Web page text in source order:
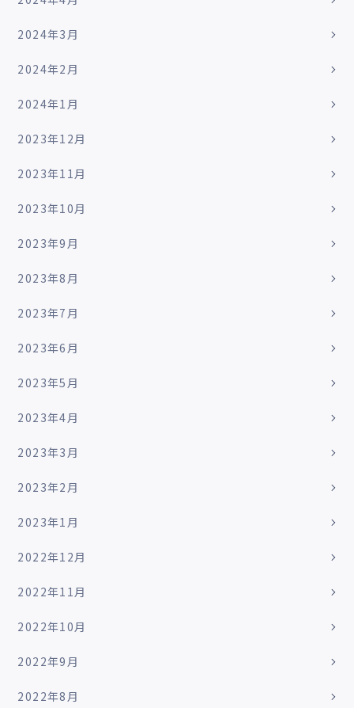
2024年3月
2024年2月
2024年1月
2023年12月
2023年11月
2023年10月
2023年9月
2023年8月
2023年7月
2023年6月
2023年5月
2023年4月
2023年3月
2023年2月
2023年1月
2022年12月
2022年11月
2022年10月
2022年9月
2022年8月